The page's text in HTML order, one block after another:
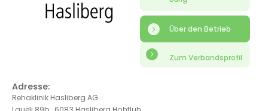
Über den Betrieb
Zum Verbandsprofil
Adresse:
Rehaklinik Hasliberg AG